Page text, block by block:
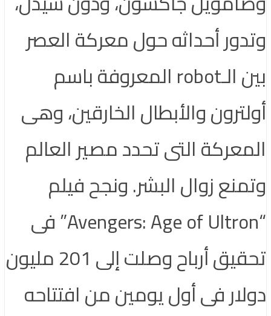
وتدور أحداثه حول معركة العصر
بين الـrobot المعروفة باسم
أولترون والأبطال الخارقين، وهى
المعركة التى تحدد مصير العالم
وتمنع زوال البشر. ونجح فيلم
“Avengers: Age of Ultron” فى
تحقيق أرباح وصلت إلى 201 مليون
دولار فى أول يومين من افتتاحه